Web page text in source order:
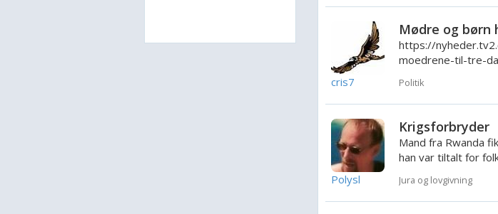
cris7
https://
moedrene-til-tre-
Politik
Polysl
Krigsforbryder
Mand fra Rwanda
han var tiltalt for
Jura og lovgivning